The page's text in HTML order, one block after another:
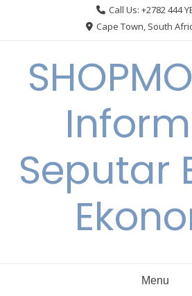
Call Us: +2782 444
Cape Town, South
Seputar
Menu